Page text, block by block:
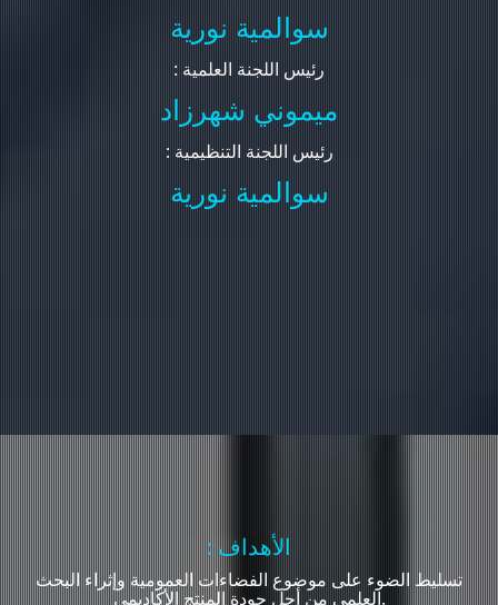
سوالمية نورية
: رئيس اللجنة العلمية
ميموني شهرزاد
: رئيس اللجنة التنظيمية
سوالمية نورية
: الأهداف
تسليط الضوء على موضوع الفضاءات العمومية وإثراء البحث
العلمي من أجل جودة المنتج الأكاديمي.